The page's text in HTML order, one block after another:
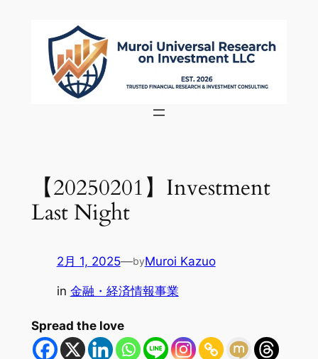
【20250201】Investment
Last Night
2月 1, 2025—byMuroi Kazuo
in 金融・経済情報事業
Spread the love